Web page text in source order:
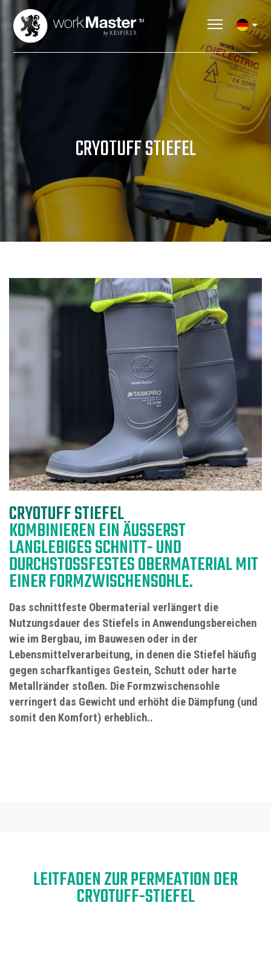
CRYOTUFF STIEFEL
CRYOTUFF STIEFEL
KOMBINIEREN EIN ÄUSSERST L
ANGLEBIGES SCHNITT- UND D
URCHSTOSSFESTES OBERMATERIAL MIT EI
NER FORMZWISCHENSOHLE.
Das schnittfeste Obermaterial verlängert die
Nutzungsdauer des Stiefels in Anwendungsbereichen
wie im Bergbau, im Bauwesen oder in der
Lebensmittelverarbeitung, in denen die Stiefel häufig
gegen scharfkantiges Gestein, Schutt oder harte
Metallränder stoßen. Die Formzwischensohle
verringert das Gewicht und erhöht die Dämpfung (und
somit den Komfort) erheblich..
LEITFADEN ZUR PERMEATION DER
CRYOTUFF-STIEFEL